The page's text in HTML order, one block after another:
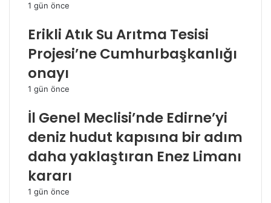
1 gün önce
Erikli Atık Su Arıtma Tesisi
Projesi’ne Cumhurbaşkanlığı
onayı
1 gün önce
İl Genel Meclisi’nde Edirne’yi
deniz hudut kapısına bir adım
daha yaklaştıran Enez Limanı
kararı
1 gün önce